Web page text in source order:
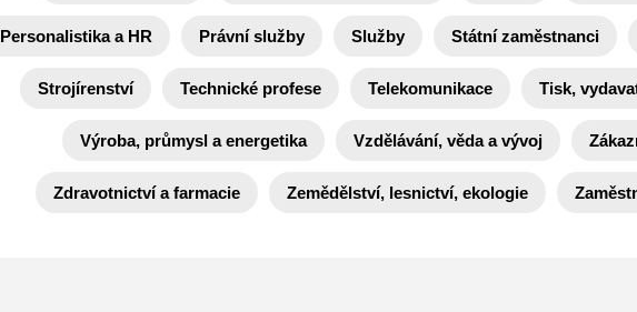
Personalistika a HR Právní služby Služby Státní zaměstnanci
Strojírenství Technické profese Telekomunikace Tisk,
Výroba, průmysl a energetika Vzdělávání, věda a vývoj
Zdravotnictví a farmacie Zemědělství, lesnictví, ekologie